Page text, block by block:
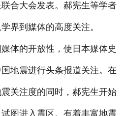
合大会发表。郝宪生等学者
界到媒体的高度关注。
的开放性，使日本媒体史
地震进行头条报道关注。在
关注度的同时，郝宪生开始
图进入震区。有着丰富地震